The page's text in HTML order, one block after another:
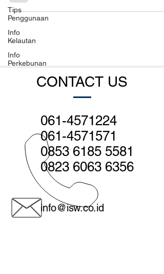
Tips
Penggunaan
Info
Kelautan
Info
Perkebunan
CONTACT US
061-4571224
061-4571571
0853 6185 5581
0823 6063 6356
info@isw.co.id